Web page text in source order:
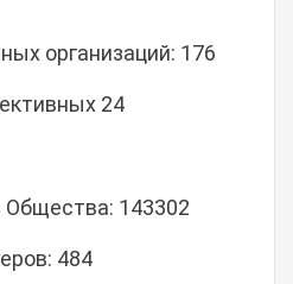
организаций: 176
24
Общества: 143302
484